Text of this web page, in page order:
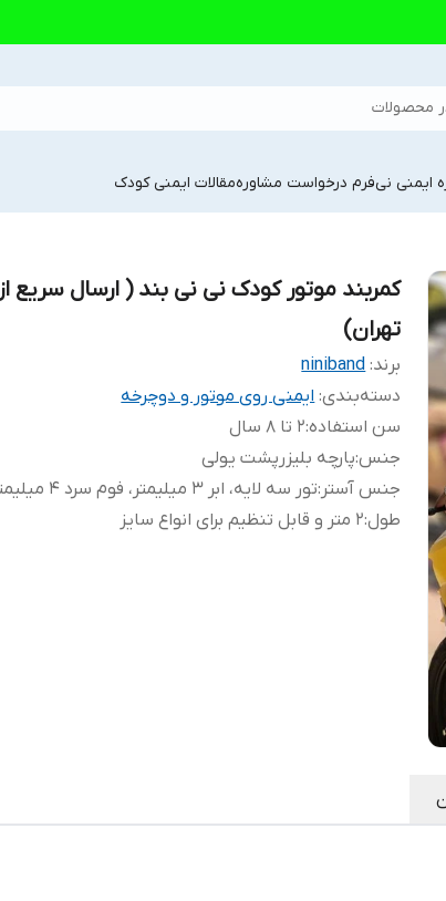
محصولات
ایمنی نیفرم درخواست مشاورهمقالات ایمنی کودک
کمربند موتور کودک نی نی بند ( ارسال سریع از
تهران)
برند: niniband
دسته‌بندی:ایمنی روی موتور و دوچرخه
سن استفاده:2 تا 8 سال
جنس:پارچه بلیزرپشت یولی
جنس آستر :تور سه لایه، ابر 3 میلیمتر، فوم سرد 4 میلیمتر
طول:2 متر و قابل تنظیم برای انواع سایز